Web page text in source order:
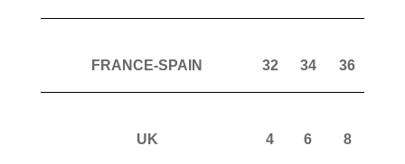
FRANCE-SPAIN 32 34 36
UK 4 6 8